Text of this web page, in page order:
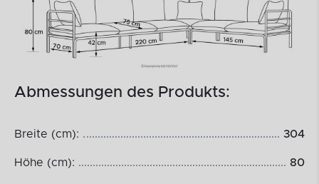
Abmessungen des Produkts:
Breite (cm): 304
Höhe (cm): 80